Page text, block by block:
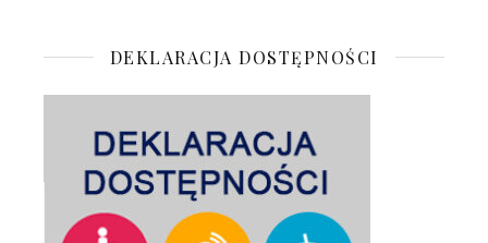
DEKLARACJA DOSTĘPNOŚCI